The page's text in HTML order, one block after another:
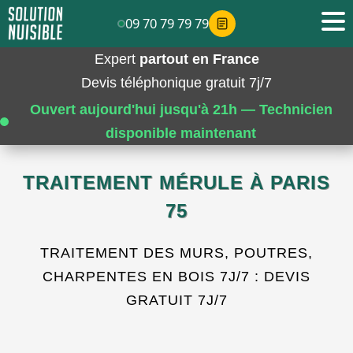
Expert partout en France
Devis téléphonique gratuit 7j/7
Ouvert aujourd'hui jusqu'à 21h — Technicien
disponible maintenant
TRAITEMENT MÉRULE À PARIS
75
TRAITEMENT DES MURS, POUTRES,
CHARPENTES EN BOIS 7J/7 : DEVIS
GRATUIT 7J/7
09 70 79 79 79